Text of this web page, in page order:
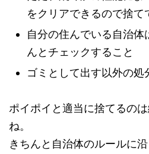
をクリアできるので捨て
自分の住んでいる自治体
んとチェックすること
ゴミとして出す以外の
ポイポイと適当に捨てるの
ね。
きちんと自治体のルールに